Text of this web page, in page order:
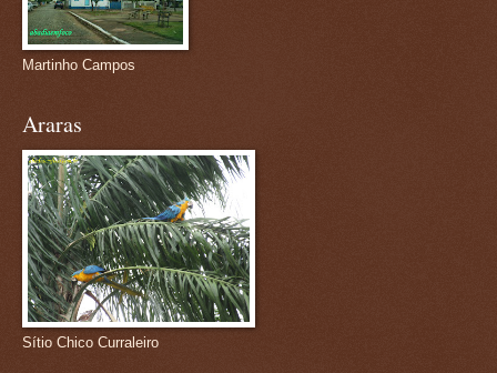
Martinho Campos
Araras
Sítio Chico Curraleiro